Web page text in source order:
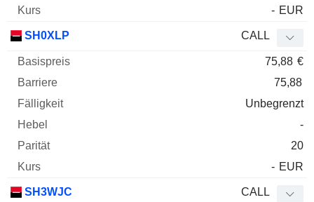
- EUR
SH0XLP CALL
75,88 €
75,88
Unbegrenzt
-
20
- EUR
SH3WJC CALL